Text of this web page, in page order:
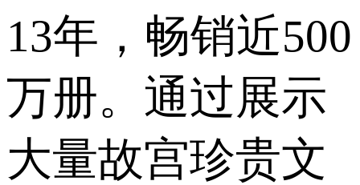
13年，畅销近500
万册。通过展示
大量故宫珍贵文